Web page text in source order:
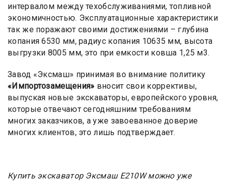
интервалом между техобслуживаниями, топливной
экономичностью. Эксплуатационные характеристики
так же поражают своими достижениями – глубина
копания 6530 мм, радиус копания 10635 мм, высота
выгрузки 8005 мм, это при емкости ковша 1,25 м3.
Завод «Эксмаш» принимая во внимание политику
«Импортозамещения» вносит свои коррективы,
выпуская новые экскаваторы, европейского уровня,
которые отвечают сегодняшним требованиям
многих заказчиков, а уже завоеванное доверие
многих клиентов, это лишь подтверждает.
Купить экскаватор Эксмаш E210W можно уже